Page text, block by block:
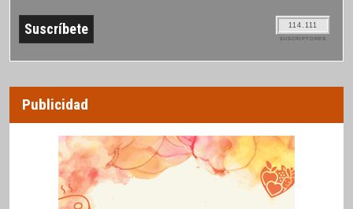
114.111
SUSCRIPTORES
Publicidad